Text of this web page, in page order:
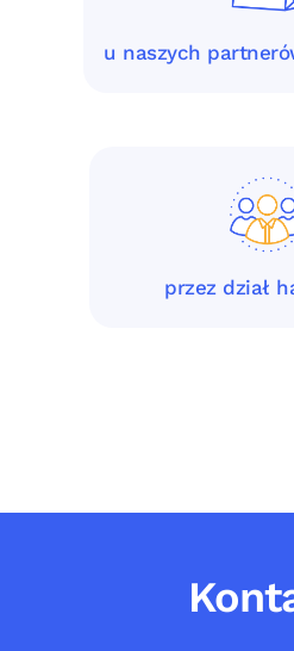
u naszych
przez dział